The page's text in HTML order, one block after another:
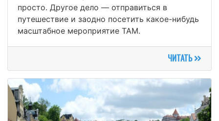
просто. Другое дело — отправиться в
путешествие и заодно посетить какое-нибудь
масштабное мероприятие ТАМ.
ЧИТАТЬ